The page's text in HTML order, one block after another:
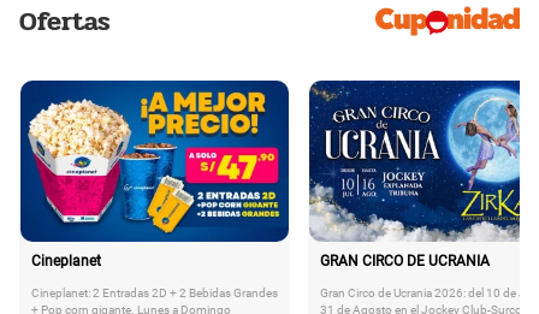
Ofertas
Cineplanet
Cineplanet: 2 Entradas 2D + 2 Bebidas Grandes
+ Pop corn gigante. Lunes a Domingo
GRAN CIRCO DE UCRANIA
Gran Circo de Ucrania 2026: del 10 de
31 de Agosto en el Jockey Club-Surco